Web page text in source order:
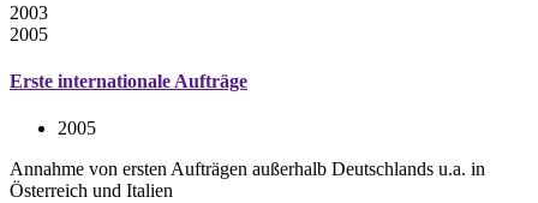
2003
2005
Erste internationale Aufträge
2005
Annahme von ersten Aufträgen außerhalb Deutschlands u.a. in
Österreich und Italien